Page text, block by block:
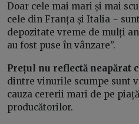
Doar cele mai mari și mai
cele din Franța și Italia −
depozitate vreme de mulți
au fost puse în vânzare”.
Prețul nu reflectă neapărat
dintre vinurile scumpe sunt
cauza cererii mari de pe
producătorilor.